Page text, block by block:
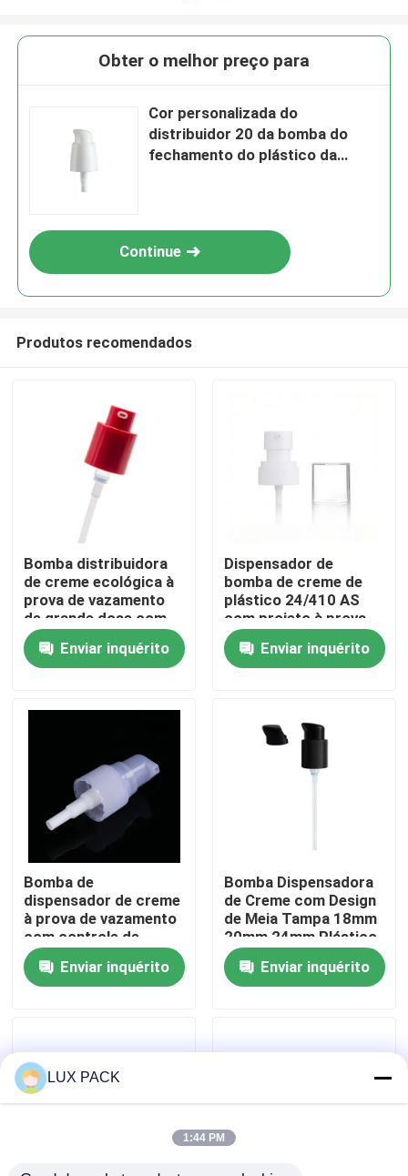
Casa
Sobre nós
Excursão da fábrica
Controle da qualidade
Notícia
Casos
Obter o melhor preço para
Cor personalizada do
distribuidor 20 da bomba do
fechamento do plástico da
Continue
Produtos recomendados
Bomba distribuidora
de creme ecológica à
prova de vazamento
de grande dose com
mola externa para
fórmulas grossas
Enviar inquérito
Dispensador de
bomba de creme de
plástico 24/410 AS
com projeto à prova
de vazamento para
garrafas de
cosméticos
Enviar inquérito
Bomba de
dispensador de creme
à prova de vazamento
com controle de
dosagem preciso e
design higiênico sem
contato
Enviar inquérito
Bomba Dispensadora
de Creme com Design
de Meia Tampa 18mm
20mm 24mm Plástico
- Bomba Cosmética à
Prova de Vazamento
para Uso Doméstico e
Enviar inquérito
LUX PACK
1:44 PM